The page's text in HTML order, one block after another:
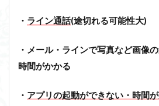
・ ライン通話(途切れる可能性大)
・メール・ラインで写真など画像
時間がかかる
・ アプリの起動ができない・時間